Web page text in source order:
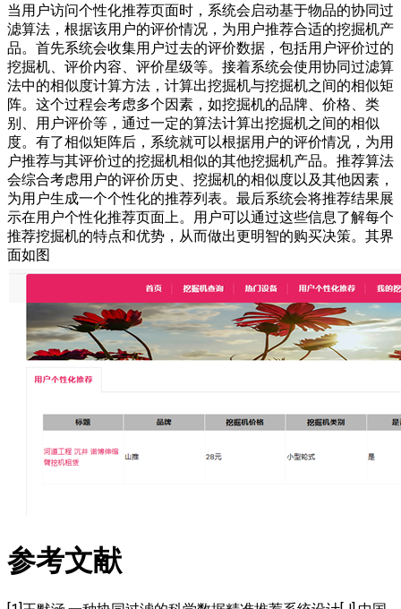
当用户访问个性化推荐页面时，系统会启动基于物品的协同过
滤算法，根据该用户的评价情况，为用户推荐合适的挖掘机产
品。首先系统会收集用户过去的评价数据，包括用户评价过的
挖掘机、评价内容、评价星级等。接着系统会使用协同过滤算
法中的相似度计算方法，计算出挖掘机与挖掘机之间的相似矩
阵。这个过程会考虑多个因素，如挖掘机的品牌、价格、类
别、用户评价等，通过一定的算法计算出挖掘机之间的相似
度。有了相似矩阵后，系统就可以根据用户的评价情况，为用
户推荐与其评价过的挖掘机相似的其他挖掘机产品。推荐算法
会综合考虑用户的评价历史、挖掘机的相似度以及其他因素，
为用户生成一个个性化的推荐列表。最后系统会将推荐结果展
示在用户个性化推荐页面上。用户可以通过这些信息了解每个
推荐挖掘机的特点和优势，从而做出更明智的购买决策。其界
面如图
参考文献